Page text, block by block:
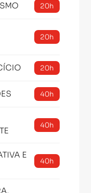
20h
20h
20h
40h
40h
E
40h